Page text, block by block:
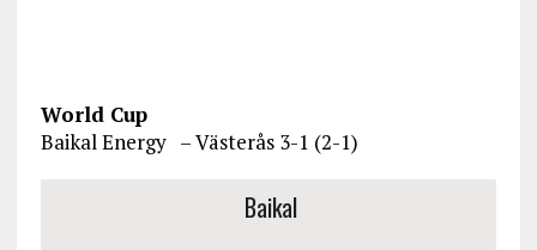
World Cup
Baikal Energy – Västerås 3-1 (2-1)
Baikal